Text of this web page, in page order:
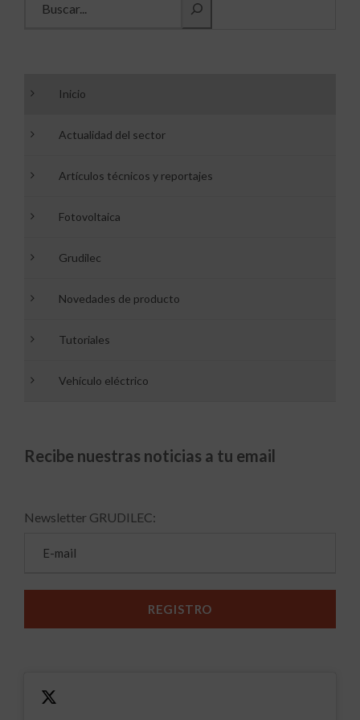
Inicio
Actualidad del sector
Artículos técnicos y reportajes
Fotovoltaica
Grudilec
Novedades de producto
Tutoriales
Vehículo eléctrico
Recibe nuestras noticias a tu email
Newsletter GRUDILEC: